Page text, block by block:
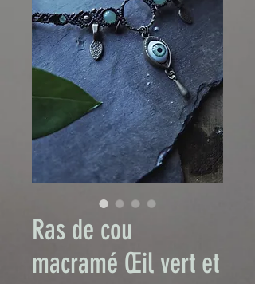
Ras de cou
macramé Œil vert et